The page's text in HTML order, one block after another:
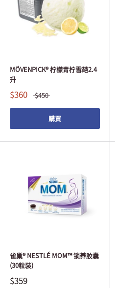
MÖVENPICK® 柠檬青柠雪葩2.4
升
$360 $450
購買
雀巢® NESTLÉ MOM™ 锁养胶囊
(30粒装)
$359